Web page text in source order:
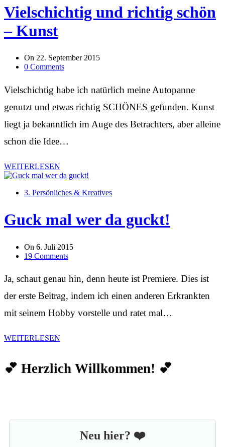
Vielschichtig und richtig schön
– Kunst
On 22. September 2015
0 Comments
Vielschichtig habe ich natürlich meine Autopanne
genutzt und etwas richtig SCHÖNES gefunden. Kunst
liegt ja bekanntlich im Auge des Betrachters, aber alleine
schon die Idee…
WEITERLESEN
3. Persönliches & Kreatives
Guck mal wer da guckt!
On 6. Juli 2015
19 Comments
Ja, schaut genau hin, denn heute ist Premiere. Dies ist
der erste Beitrag, indem ich einen anderen Erkrankten
mit seinem Hobby vorstelle und ratet mal…
WEITERLESEN
💕 Herzlich Willkommen! 💕
Neu hier? ❤️